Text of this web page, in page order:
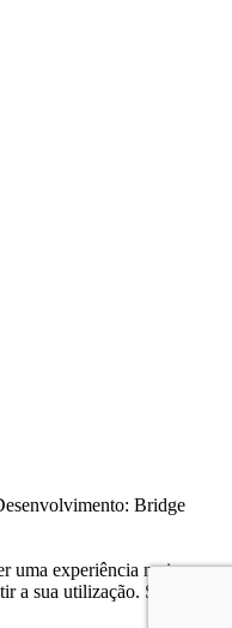
Bridge
uma experiência mais
a sua utilização. Saber